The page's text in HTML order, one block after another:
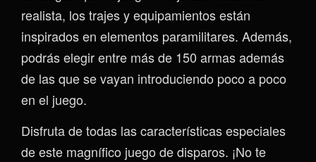
realista, los trajes y equipamientos están
inspirados en elementos paramilitares. Además,
podrás elegir entre más de 150 armas además
de las que se vayan introduciendo poco a poco
en el juego.
Disfruta de todas las características especiales
de este magnífico juego de disparos. ¡No te